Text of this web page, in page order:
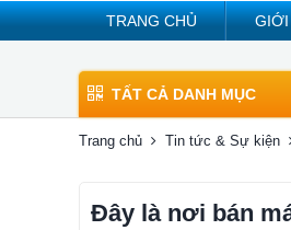
TRANG CHỦ
TẤT CẢ DANH MỤC
Trang chủ Tin tức & Sự kiện
Đây là nơi bán